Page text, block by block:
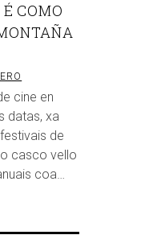
COMO
cine en
datas, xa
de
casco vello
coa…